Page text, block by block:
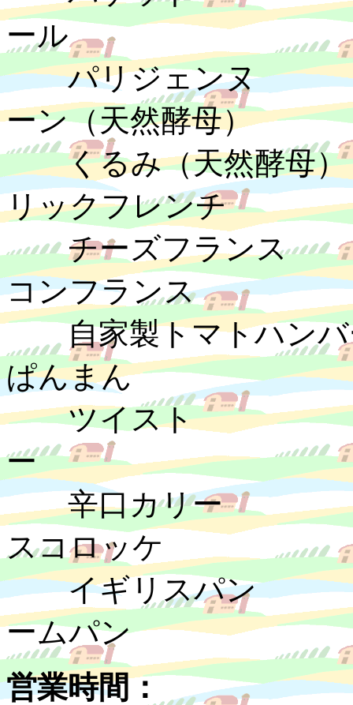
ール ２
パリジェン
ーン（天然酵母
くるみ（天然
リックフレン
チーズフラ
コンフランス
自家製トマトハ
ぱんまん
ツイス
ー １
辛口カリ
スコロッケ
イギリスパ
ームパン
営業時間：